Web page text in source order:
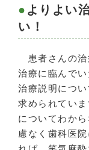
よりよい
い！
患者さんの治
治療に臨んで
治療説明につ
求められてい
についてわか
慮なく歯科医